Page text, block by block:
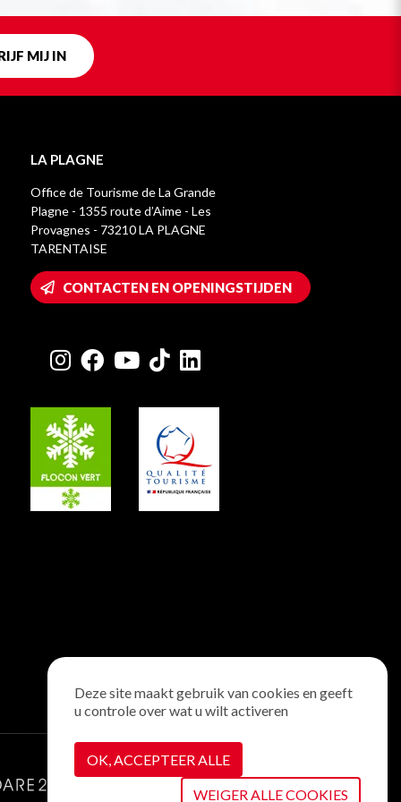
MIJ IN
LA PLAGNE
Office de Tourisme de La Grande
Plagne - 1355 route d’Aime - Les
Provagnes - 73210 LA PLAGNE
TARENTAISE
CONTACTEN EN OPENINGSTIJDEN
Deze site maakt gebruik van cookies en geeft
u controle over wat u wilt activeren
OK, ACCEPTEER ALLE
WEIGER ALLE COOKIES